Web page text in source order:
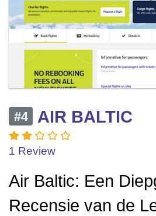
#4 AIR BALTIC
1 Review
Air Baltic: Een
Recensie van de